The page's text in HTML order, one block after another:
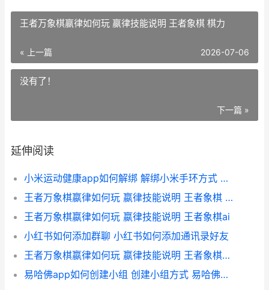
王者万象棋嬴律如何玩 嬴律技能说明 王者象棋 棋力
« 上一篇 2026-07-06
没有了！
下一篇 »
延伸阅读
小米运动健康app如何解绑 解绑小米手环方式 小米运动健康app下载安装
王者万象棋嬴律如何玩 嬴律技能说明 王者象棋 棋力
王者万象棋嬴律如何玩 嬴律技能说明 王者象棋ai
小红书如何添加群聊 小红书如何添加通讯录好友
王者万象棋嬴律如何玩 嬴律技能说明 王者象棋000001
易哈佛app如何创建小组 创建小组方式 易哈佛怎样